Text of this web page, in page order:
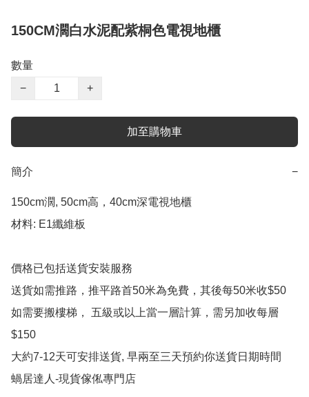
150CM濶白水泥配紫桐色電視地櫃
數量
−
+
加至購物車
簡介 −
150cm濶, 50cm高，40cm深電視地櫃
材料: E1纖維板
價格已包括送貨安裝服務
送貨如需推路，推平路首50米為免費，其後每50米收$50
如需要搬樓梯， 五級或以上當一層計算，需另加收每層
$150
大約7-12天可安排送貨, 早兩至三天預約你送貨日期時間
蝸居達人-現貨傢俬專門店